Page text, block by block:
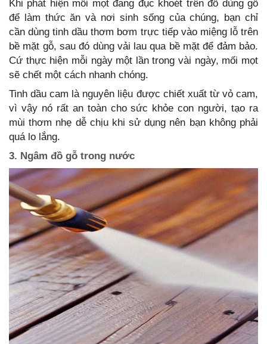
Khi phát hiện mối mọt đang đục khoét trên đồ dùng gỗ
để làm thức ăn và nơi sinh sống của chúng, bạn chỉ
cần dùng tinh dầu thơm bơm trực tiếp vào miệng lỗ trên
bề mặt gỗ, sau đó dùng vải lau qua bề mặt để đảm bảo.
Cứ thực hiện mỗi ngày một lần trong vài ngày, mối mọt
sẽ chết một cách nhanh chóng.
Tinh dầu cam là nguyên liệu được chiết xuất từ vỏ cam,
vì vậy nó rất an toàn cho sức khỏe con người, tạo ra
mùi thơm nhẹ dễ chịu khi sử dụng nên bạn không phải
quá lo lắng.
3. Ngâm đồ gỗ trong nước